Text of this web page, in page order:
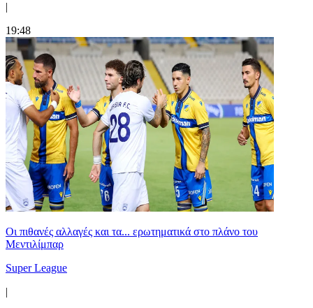
|
19:48
Οι πιθανές αλλαγές και τα... ερωτηματικά στο πλάνο του
Μεντιλίμπαρ
Super League
|